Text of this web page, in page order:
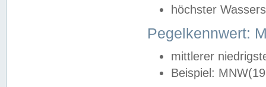
höchster
Pegelkennwert:
mittlerer
Beispiel: